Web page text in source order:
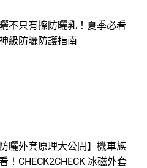
不只有擦防曬乳！夏季必看
級防曬防護指南
防曬外套原理大公開】機車族
！CHECK2CHECK 冰磁外套